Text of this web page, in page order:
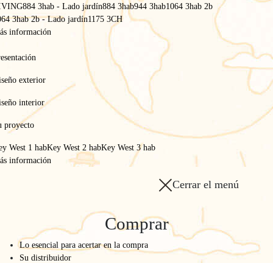
884 3hab - Lado jardín884 3hab944 3hab1064 3hab 2b
3hab 2b - Lado jardín1175 3CH
información
exterior
interior
proyecto
West 1 habKey West 2 habKey West 3 hab
información
Cerrar el menú
Comprar
Lo esencial para acertar en la compra
Su distribuidor
Inicio /
Key West /
Key West 3 hab
Key West 3 hab BY O’HARA
Modelo
Ficha del
producto
vídeos
Solicitar una
oferta